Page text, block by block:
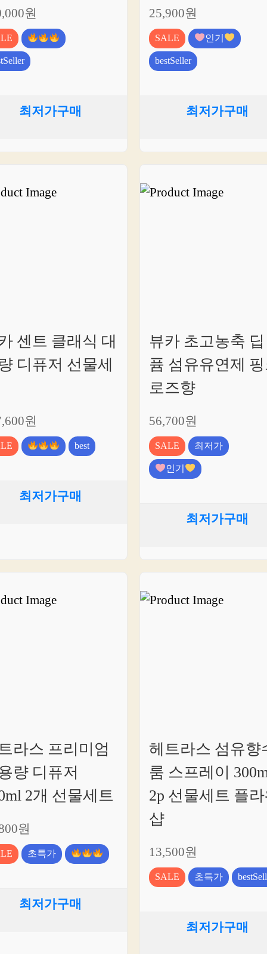
원
최저가구매
25,900원
SALE
인기
bestSeller
최저가구매
센트 클래식 대
디퓨저 선물세
원
best
최저가구매
뷰카 초고농축
퓸 섬유유연제
로즈향
56,700원
SALE
최저가
인기
최저가구매
라스 프리미엄
량 디퓨저
2개 선물세트
원
초특가
최저가구매
헤트라스 섬유향
룸 스프레이
2p 선물세트 플
샵
13,500원
SALE 초특가
최저가구매